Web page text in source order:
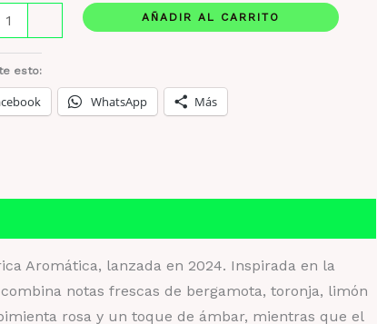
AÑADIR AL CARRITO
esto:
WhatsApp Más
Aromática, lanzada en 2024. Inspirada en la
notas frescas de bergamota, toronja, limón
rosa y un toque de ámbar, mientras que el